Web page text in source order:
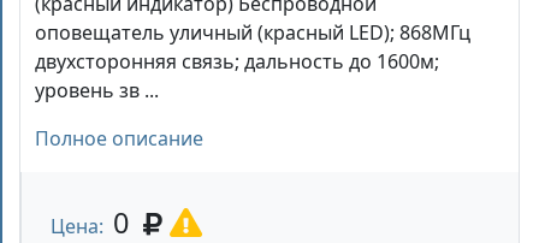
оповещатель уличный (красный LED); 868МГц
двухсторонняя связь; дальность до 1600м;
уровень зв ...
Полное описание
Цена: 0